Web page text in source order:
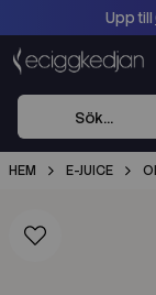
Upp till
HEM E-JUICE